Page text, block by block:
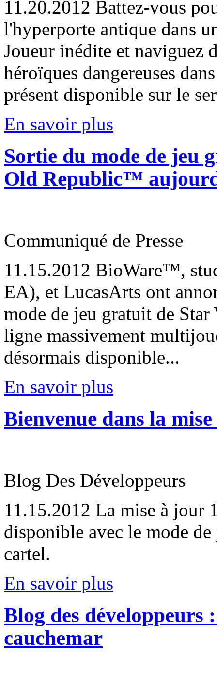
11.20.2012 Battez-vous
l'hyperporte antique dans
Joueur inédite et naviguez
héroïques dangereuses
présent disponible sur le
En savoir plus
Sortie du mode de jeu
Old Republic™
Communiqué de Presse
11.15.2012 BioWare™,
EA), et LucasArts ont
mode de jeu gratuit de
ligne massivement
désormais disponible...
En savoir plus
Bienvenue dans la
Blog Des Développeurs
11.15.2012 La mise à jour
disponible avec le mode
cartel.
En savoir plus
Blog des
cauchemar